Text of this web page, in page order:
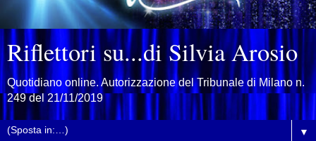
Riflettori su...di Silvia Arosio
Quotidiano online. Autorizzazione del Tribunale di Milano n.
249 del 21/11/2019
▼